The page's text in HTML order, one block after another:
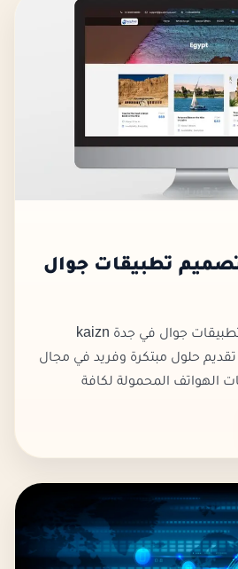
تطبيقات جوال
افضل شركة تصميم تطبيقات جوال في جدة kaizn
تقديم حلول مبتكرة وفريد في مجال
الهواتف المحمولة لكافة
في جدة تحت هد...